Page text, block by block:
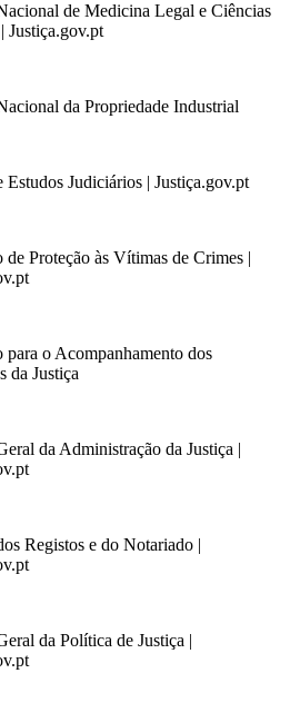
de Medicina Legal e Ciências
Justiça.gov.pt
da Propriedade Industrial
Estudos Judiciários | Justiça.gov.pt
de Proteção às Vítimas de Crimes |
para o Acompanhamento dos
da Justiça
da Administração da Justiça |
Registos e do Notariado |
da Política de Justiça |